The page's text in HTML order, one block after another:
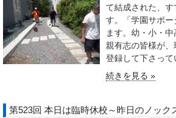
て結成された、
す。「学園サポ
ます。幼・小・
親有志の皆様が
登録して下さっ
続きを見る »
第523回 本日は臨時休校～昨日のノック